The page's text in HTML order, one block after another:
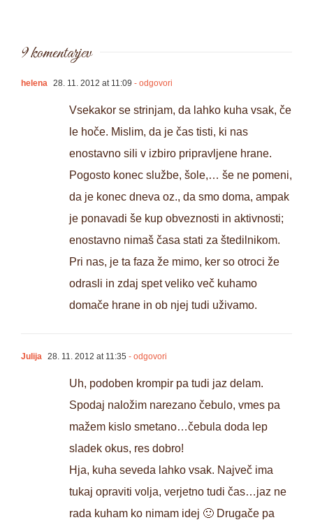
9 komentarjev
helena 28. 11. 2012 at 11:09 - odgovori
Vsekakor se strinjam, da lahko kuha vsak, če
le hoče. Mislim, da je čas tisti, ki nas
enostavno sili v izbiro pripravljene hrane.
Pogosto konec službe, šole,… še ne pomeni,
da je konec dneva oz., da smo doma, ampak
je ponavadi še kup obveznosti in aktivnosti;
enostavno nimaš časa stati za štedilnikom.
Pri nas, je ta faza že mimo, ker so otroci že
odrasli in zdaj spet veliko več kuhamo
domače hrane in ob njej tudi uživamo.
Julija 28. 11. 2012 at 11:35 - odgovori
Uh, podoben krompir pa tudi jaz delam.
Spodaj naložim narezano čebulo, vmes pa
mažem kislo smetano…čebula doda lep
sladek okus, res dobro!
Hja, kuha seveda lahko vsak. Največ ima
tukaj opraviti volja, verjetno tudi čas…jaz ne
rada kuham ko nimam idej 🙂 Drugače pa